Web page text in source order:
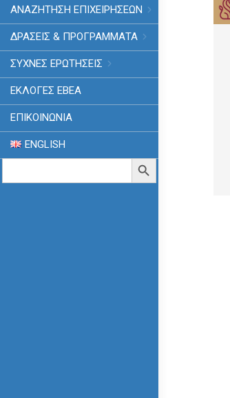
ΑΝΑΖΗΤΗΣΗ ΕΠΙΧΕΙΡΗΣΕΩΝ
ΔΡΑΣΕΙΣ & ΠΡΟΓΡΑΜΜΑΤΑ
ΣΥΧΝΕΣ ΕΡΩΤΗΣΕΙΣ
ΕΚΛΟΓΈΣ ΕΒΕΑ
ΕΠΙΚΟΙΝΩΝΙΑ
ENGLISH
Search
Search Button